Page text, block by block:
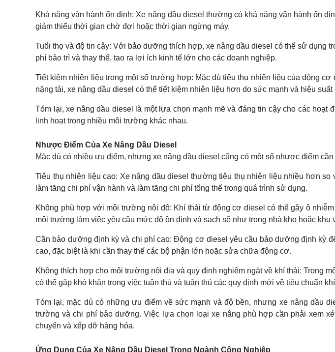
Khả năng vận hành ổn định: Xe nâng dầu diesel thường có khả năng vận hành ổn
giảm thiểu thời gian chờ đợi hoặc thời gian ngừng máy.
Tuổi thọ và độ tin cậy: Với bảo dưỡng thích hợp, xe nâng dầu diesel có thể sử dụng
phí bảo trì và thay thế, tạo ra lợi ích kinh tế lớn cho các doanh nghiệp.
Tiết kiệm nhiên liệu trong một số trường hợp: Mặc dù tiêu thụ nhiên liệu của động
nặng tải, xe nâng dầu diesel có thể tiết kiệm nhiên liệu hơn do sức mạnh và hiệu suất
Tóm lại, xe nâng dầu diesel là một lựa chọn mạnh mẽ và đáng tin cậy cho các
linh hoạt trong nhiều môi trường khác nhau.
Nhược Điểm Của Xe Nâng Dầu Diesel
Mặc dù có nhiều ưu điểm, nhưng xe nâng dầu diesel cũng có một số nhược điểm
Tiêu thụ nhiên liệu cao: Xe nâng dầu diesel thường tiêu thụ nhiên liệu nhiều hơn
làm tăng chi phí vận hành và làm tăng chi phí tổng thể trong quá trình sử dụng.
Không phù hợp với môi trường nội đô: Khí thải từ động cơ diesel có thể gây ô
môi trường làm việc yêu cầu mức độ ồn định và sạch sẽ như trong nhà kho hoặc khu
Cần bảo dưỡng định kỳ và chi phí cao: Động cơ diesel yêu cầu bảo dưỡng định kỳ
cao, đặc biệt là khi cần thay thế các bộ phận lớn hoặc sửa chữa động cơ.
Không thích hợp cho môi trường nội địa và quy định nghiêm ngặt về khí thải: Trong
có thể gặp khó khăn trong việc tuân thủ và tuân thủ các quy định mới về tiêu chuẩn
Tóm lại, mặc dù có những ưu điểm về sức mạnh và độ bền, nhưng xe nâng dầu
trường và chi phí bảo dưỡng. Việc lựa chọn loại xe nâng phù hợp cần phải xem
chuyển và xếp dỡ hàng hóa.
Ứng Dụng Của Xe Nâng Dầu Diesel Trong Ngành Công Nghiệp